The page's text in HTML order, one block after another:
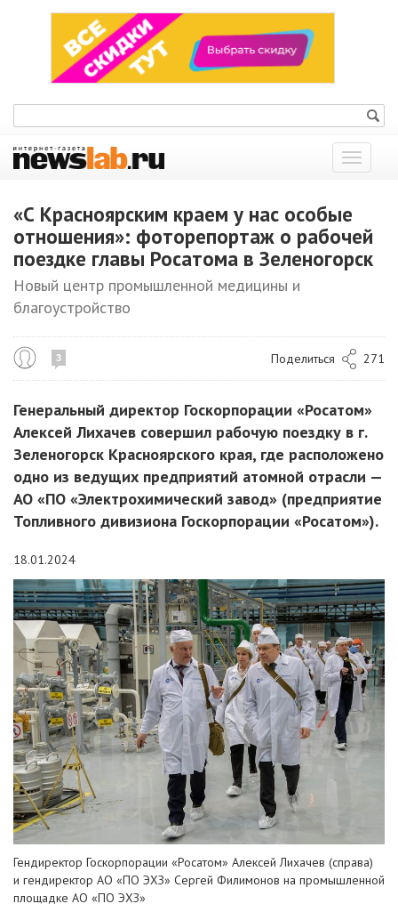
Показать
меню
«С Красноярским краем у нас особые
отношения»: фоторепортаж о рабочей
поездке главы Росатома в Зеленогорск
Новый центр промышленной медицины и
благоустройство
3 Поделиться 271
Генеральный директор Госкорпорации «Росатом»
Алексей Лихачев совершил рабочую поездку в г.
Зеленогорск Красноярского края, где расположено
одно из ведущих предприятий атомной отрасли —
АО «ПО «Электрохимический завод» (предприятие
Топливного дивизиона Госкорпорации «Росатом»).
18.01.2024
Гендиректор Госкорпорации «Росатом» Алексей Лихачев (справа)
и гендиректор АО «ПО ЭХЗ» Сергей Филимонов на промышленной
площадке АО «ПО ЭХЗ»